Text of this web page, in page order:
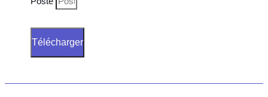
Télécharger